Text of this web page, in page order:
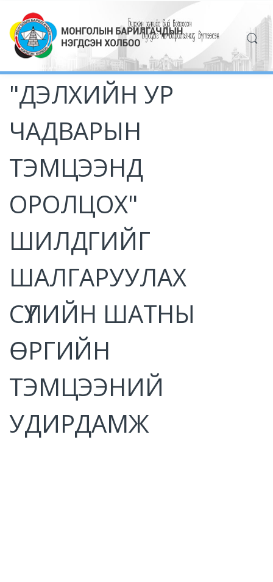
"ДЭЛХИЙН УР
ЧАДВАРЫН
ТЭМЦЭЭНД
ОРОЛЦОХ"
ШИЛДГИЙГ
ШАЛГАРУУЛАХ
СҮҮЛИЙН ШАТНЫ
ӨРГИЙН
ТЭМЦЭЭНИЙ
УДИРДАМЖ